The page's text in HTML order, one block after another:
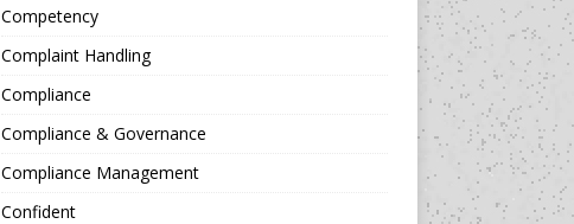
Competency
Complaint Handling
Compliance
Compliance & Governance
Compliance Management
Confident